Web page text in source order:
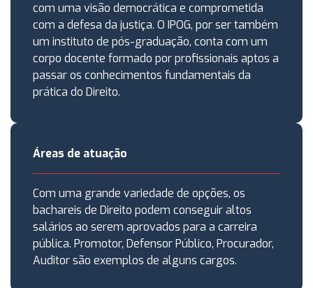
com uma visão democrática e comprometida
com a defesa da justiça. O IPOG, por ser também
um instituto de pós-graduação, conta com um
corpo docente formado por profissionais aptos a
passar os conhecimentos fundamentais da
prática do Direito.
Áreas de atuação
Com uma grande variedade de opções, os
bachareis de Direito podem conseguir altos
salários ao serem aprovados para a carreira
pública. Promotor, Defensor Público, Procurador,
Auditor são exemplos de alguns cargos.